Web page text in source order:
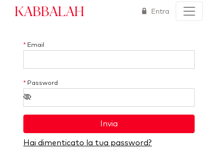
Kabbalah Entra
* Email
* Password
Invia
Hai dimenticato la tua password?